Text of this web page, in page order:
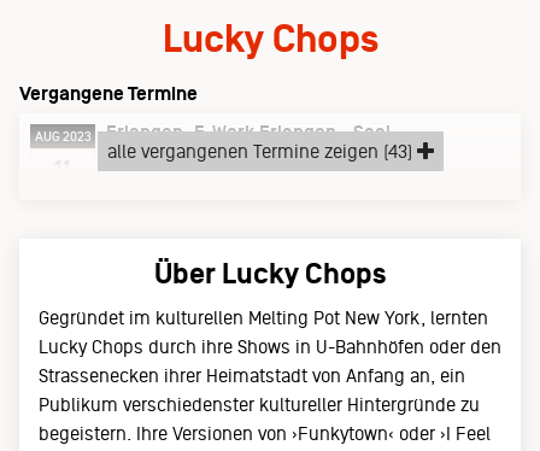
Lucky Chops
Vergangene Termine
AUG 2023 Erlangen E-Werk Erlangen - Saal
Freitag, 11.08.23
alle vergangenen Termine zeigen (43)
Über Lucky Chops
Gegründet im kulturellen Melting Pot New York, lernten
Lucky Chops durch ihre Shows in U-Bahnhöfen oder den
Strassenecken ihrer Heimatstadt von Anfang an, ein
Publikum verschiedenster kultureller Hintergründe zu
begeistern. Ihre Versionen von ›Funkytown‹ oder ›I Feel